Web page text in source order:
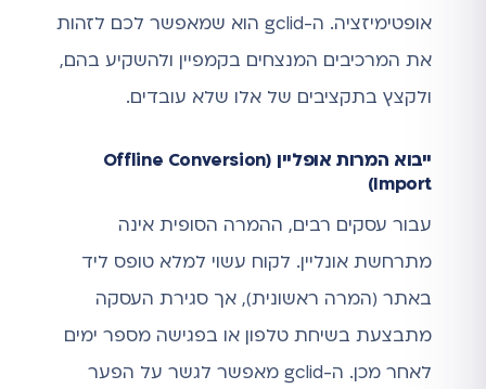
אופטימיזציה. ה-gclid הוא שמאפשר לכם לזהות
את המרכיבים המנצחים בקמפיין ולהשקיע בהם,
ולקצץ בתקציבים של אלו שלא עובדים.
ייבוא המרות אופליין (Offline Conversion
Import)
עבור עסקים רבים, ההמרה הסופית אינה
מתרחשת אונליין. לקוח עשוי למלא טופס ליד
באתר (המרה ראשונית), אך סגירת העסקה
מתבצעת בשיחת טלפון או בפגישה מספר ימים
לאחר מכן. ה-gclid מאפשר לגשר על הפער